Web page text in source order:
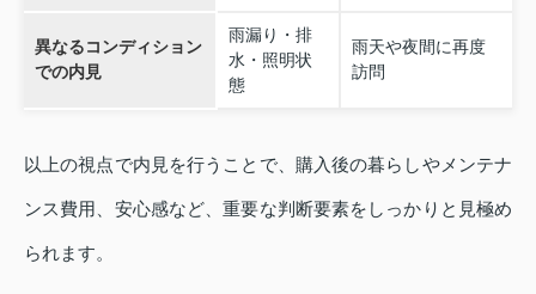
異なるコンディション
での内見
雨漏り・排
水・照明状
態
雨天や夜間に再度
訪問
以上の視点で内見を行うことで、購入後の暮らしやメンテナ
ンス費用、安心感など、重要な判断要素をしっかりと見極め
られます。